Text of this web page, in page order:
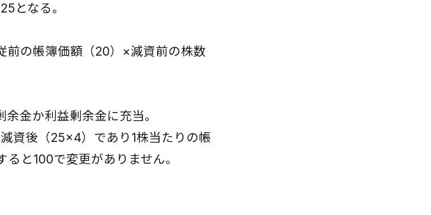
となる。
前の帳簿価額（20）×減資前の株数
金か利益剰余金に充当。
資後（25×4）であり1株当たりの帳
と100で変更がありません。